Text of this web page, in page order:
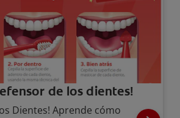
de los dientes!
Dientes! Aprende cómo